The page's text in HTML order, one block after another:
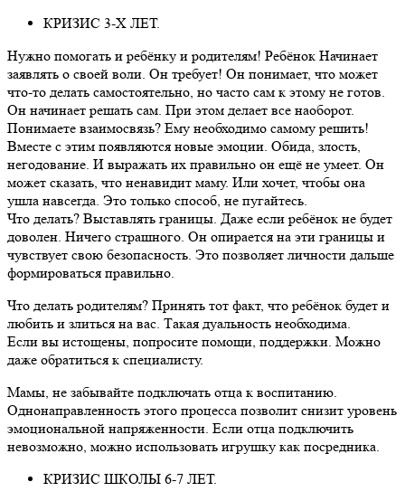
КРИЗИС 3-Х ЛЕТ.
Нужно помогать и ребёнку и родителям! Ребёнок Начинает
заявлять о своей воли. Он требует! Он понимает, что может
что-то делать самостоятельно, но часто сам к этому не готов.
Он начинает решать сам. При этом делает все наоборот.
Понимаете взаимосвязь? Ему необходимо самому решить!
Вместе с этим появляются новые эмоции. Обида, злость,
негодование. И выражать их правильно он ещё не умеет. Он
может сказать, что ненавидит маму. Или хочет, чтобы она
ушла навсегда. Это только способ, не пугайтесь.
Что делать? Выставлять границы. Даже если ребёнок не будет
доволен. Ничего страшного. Он опирается на эти границы и
чувствует свою безопасность. Это позволяет личности дальше
формироваться правильно.
Что делать родителям? Принять тот факт, что ребёнок будет и
любить и злиться на вас. Такая дуальность необходима.
Если вы истощены, попросите помощи, поддержки. Можно
даже обратиться к специалисту.
Мамы, не забывайте подключать отца к воспитанию.
Однонаправленность этого процесса позволит снизит уровень
эмоциональной напряженности. Если отца подключить
невозможно, можно использовать игрушку как посредника.
КРИЗИС ШКОЛЫ 6-7 ЛЕТ.